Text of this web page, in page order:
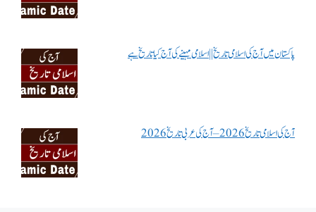
پاکستان میں آج کی اسلامی تاریخ || اسلامی مہینے کی آج کیا تاریخ ہے
آج کی اسلامی تاریخ 2026 – آج کی عربی تاریخ 2026